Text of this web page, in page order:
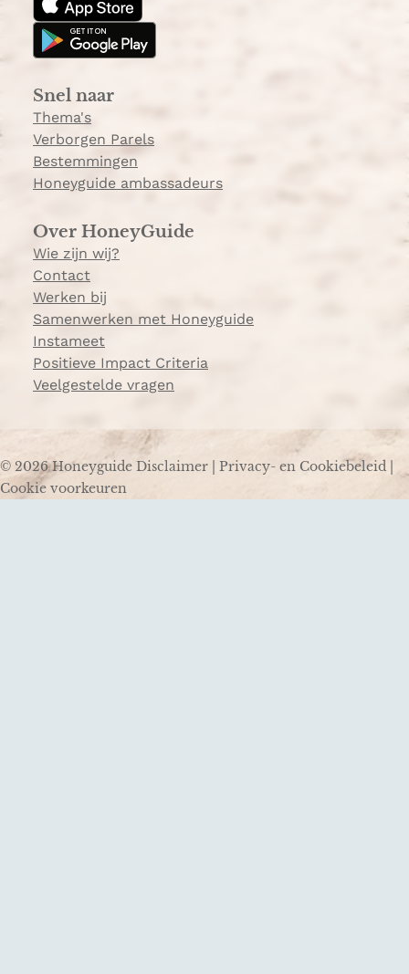
a
g
r
m
o
k
Snel naar
Thema's
Verborgen Parels
Bestemmingen
Honeyguide ambassadeurs
Over HoneyGuide
Wie zijn wij?
Contact
Werken bij
Samenwerken met Honeyguide
Instameet
Positieve Impact Criteria
Veelgestelde vragen
© 2026 Honeyguide Disclaimer Privacy- en Cookiebeleid
Cookie voorkeuren